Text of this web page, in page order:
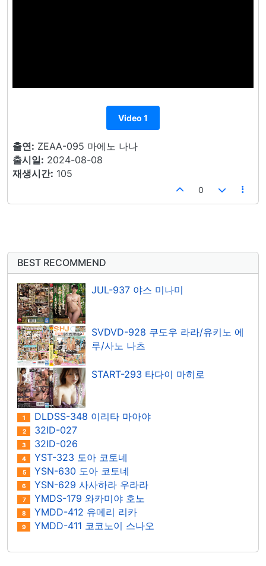
Video 1
출연: ZEAA-095 마에노 나나
출시일: 2024-08-08
재생시간: 105
0
BEST RECOMMEND
JUL-937 야스 미나미
SVDVD-928 쿠도우 라라/유키노 에
루/사노 나츠
START-293 타다이 마히로
1 DLDSS-348 이리타 마아야
2 32ID-027
3 32ID-026
4 YST-323 도아 코토네
5 YSN-630 도아 코토네
6 YSN-629 사사하라 우라라
7 YMDS-179 와카미야 호노
8 YMDD-412 유메리 리카
9 YMDD-411 코코노이 스나오